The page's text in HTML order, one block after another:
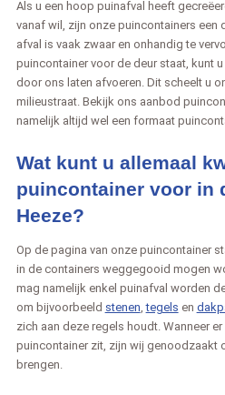
Als u een hoop puinafval heeft
vanaf wil, zijn onze puincontainers een
afval is vaak zwaar en onhandig te
puincontainer voor de deur staat, kunt
door ons laten afvoeren. Dit scheelt u
milieustraat. Bekijk ons aanbod
namelijk altijd wel een formaat
Wat kunt u allemaal
puincontainer voor in
Heeze?
Op de pagina van onze puincontainer
in de containers weggegooid mogen
mag namelijk enkel puinafval worden
om bijvoorbeeld stenen,tegels en
zich aan deze regels houdt. Wanneer
puincontainer zit, zijn wij genoodzaakt
brengen.